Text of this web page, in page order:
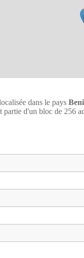
dans le pays
d'un bloc de 256